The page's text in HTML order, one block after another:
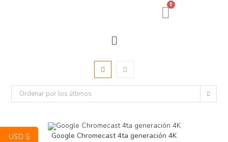
0
Ordenar por los últimos
Google Chromecast 4ta generación 4K
USD $